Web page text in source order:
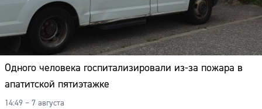
Одного человека госпитализировали из-за пожара в
апатитской пятиэтажке
14:49 – 7 августа